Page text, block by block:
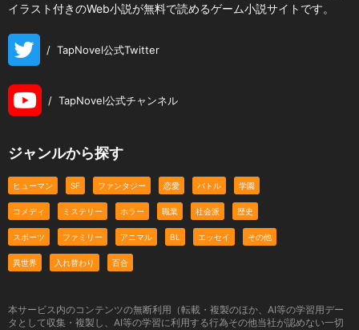
イラスト付きのWeb小説が無料で読めるゲーム小説サイトです。
/ TapNovel公式Twitter
/ TapNovel公式チャンネル
ジャンルから探す
ヒューマン SF ファンタジー 恋愛 バトル 学園
コメディ ミステリー ホラー 職業 社会派 歴史
スポーツ ファミリー アニマル BL エッセイ その他
異世界 入れ替わり 百合
本サービス内のコンテンツの無断利用（転載・複製のほか、AI等の学習用デー
タとして収集・複製し、AI等の学習に利用する行為その他当社が認めない一切